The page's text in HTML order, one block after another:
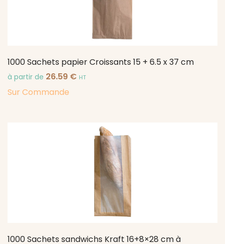
1000 Sachets papier Croissants 15 + 6.5 x 37 cm
à partir de 26.59 € HT
Sur Commande
1000 Sachets sandwichs Kraft 16+8×28 cm à